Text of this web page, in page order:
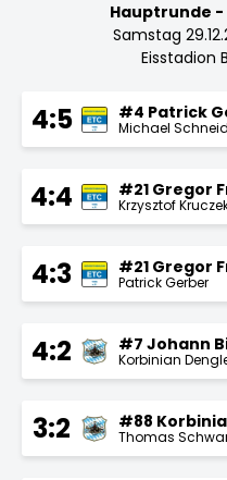
Hauptrunde -
Samstag
Eisstadion
4:5 #4 Patrick
Michael
4:4 #21 Gregor
Krzysztof
4:3 #21 Gregor
Patrick Gerber
4:2 #7 Johann
Korbinian
3:2 #88
Thomas